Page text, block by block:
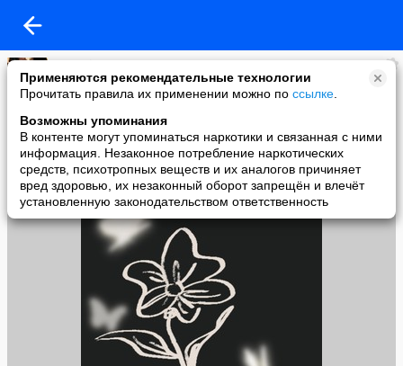
Применяются рекомендательные технологии
Прочитать правила их применении можно по ссылке
Возможны упоминания
В контенте могут упоминаться наркотики и связанная с ними
информация. Незаконное потребление наркотических
средств, психотропных веществ и их аналогов причиняет
вред здоровью, их незаконный оборот запрещён и влечёт
установленную законодательством ответственность
natagrin
added a photo
11 May в 21:32